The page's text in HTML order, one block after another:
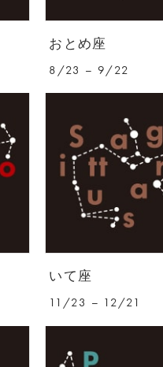
おとめ座
8/23 – 9/22
いて座
11/23 – 12/21